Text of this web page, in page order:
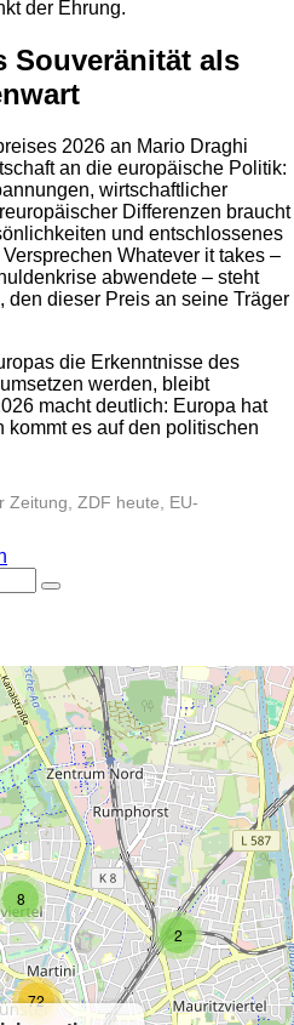
der Ehrung.
Souveränität als
2026 an Mario Draghi
an die europäische Politik:
wirtschaftlicher
Differenzen braucht
und entschlossenes
Whatever it takes –
abwendete – steht
dieser Preis an seine Träger
die Erkenntnisse des
werden, bleibt
macht deutlich: Europa hat
kommt es auf den politischen
Zeitung, ZDF heute, EU-
2
8
72